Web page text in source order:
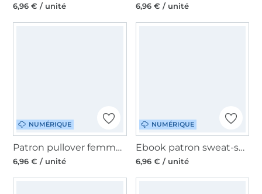
6,96 € / unité 6,96 € / unité
NUMÉRIQUE
Patron pullover femme pdf Acedia 2 Erbsünde, en allemand
6,96 € / unité
NUMÉRIQUE
Ebook patron sweat-shirt Femme Salvia Erbsünde, en allemand
6,96 € / unité